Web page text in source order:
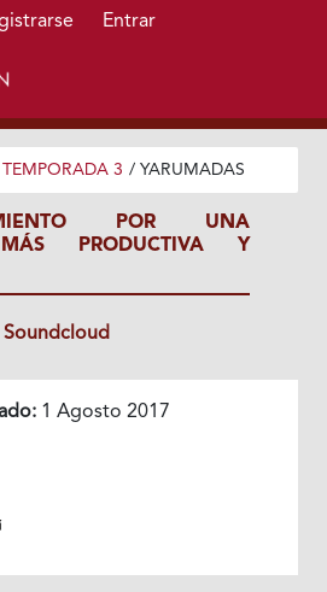
principal Entrar
TEMPORADA 3 / YARUMADAS
POR UNA
MÁS PRODUCTIVA Y
Soundcloud
1 Agosto 2017